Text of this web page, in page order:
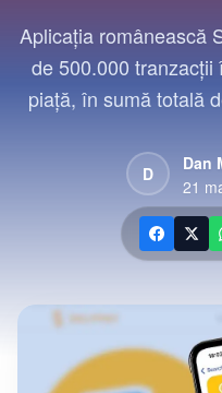
Aplicația românească
de 500.000
piață, în sumă totală
D
Dan
21